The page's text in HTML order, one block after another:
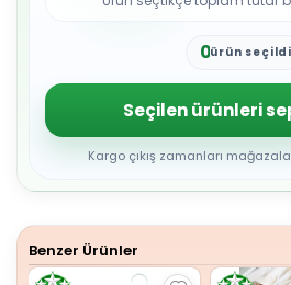
0
2
3
4
5
6
8
ürün seçildi
Seçilen ürünleri
Kargo çıkış zamanları
Benzer Ürünler